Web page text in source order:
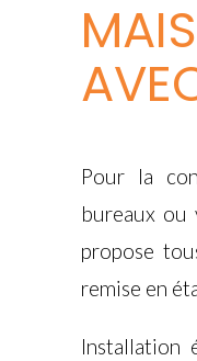
Pour la
bureaux ou
propose
remise en
Installation